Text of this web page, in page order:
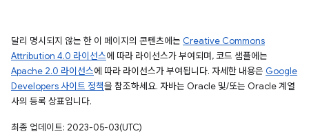
달리 명시되지 않는 한 이 페이지의 콘텐츠에는 Creative Commons
Attribution 4.0 라이선스에 따라 라이선스가 부여되며, 코드 샘플에는
Apache 2.0 라이선스에 따라 라이선스가 부여됩니다. 자세한 내용은 Google
Developers 사이트 정책을 참조하세요. 자바는 Oracle 및/또는 Oracle 계열
사의 등록 상표입니다.
최종 업데이트: 2023-05-03(UTC)